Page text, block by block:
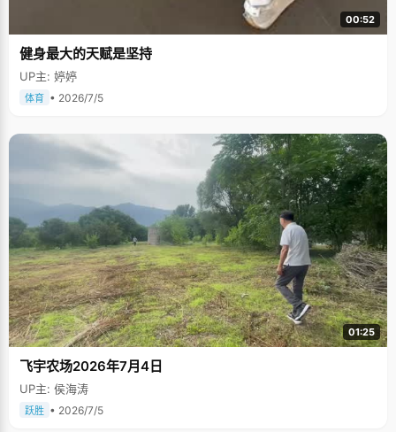
00:52
健身最大的天赋是坚持
UP主: 婷婷
体育 • 2026/7/5
01:25
飞宇农场2026年7月4日
UP主: 侯海涛
跃胜 • 2026/7/5